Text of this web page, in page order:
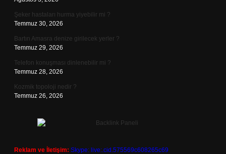
Şeker hastaları hurma yiyebilir mi ?
Temmuz 30, 2026
Bartın Amasra denize girilecek yerler ?
Temmuz 29, 2026
Telefon konuşması dinlenebilir mi ?
Temmuz 28, 2026
Kozmik topoloji nedir ?
Temmuz 26, 2026
Reklam ve İletişim: Skype: live:.cid.575569c608265c69